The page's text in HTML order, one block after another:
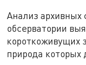
Анализ архивных
обсерватории
короткоживущих
природа которых